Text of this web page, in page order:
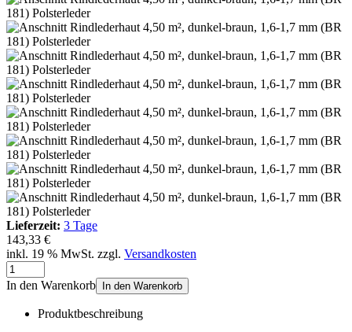
Lieferzeit: 3 Tage
143,33 €
inkl. 19 % MwSt. zzgl. Versandkosten
In den Warenkorb In den Warenkorb
Produktbeschreibung